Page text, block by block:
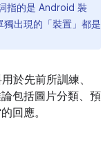
指的是 Android 裝
出現的「裝置」都是
於先前所訓練、
包括圖片分類、預
回應。